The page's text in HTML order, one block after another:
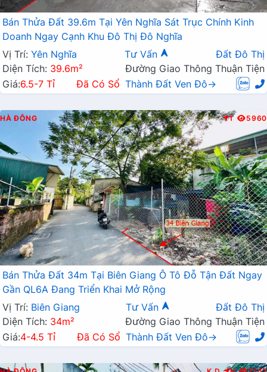
Bán Thửa Đất 39.6m Tại Yên Nghĩa Sát Trục Chính Kinh
Doanh Ngay Cạnh Khu Đô Thị Đô Nghĩa
Vị Trí: Yên Nghĩa Tư Vấn
Đất Đô Thị
Diện Tích: 39.6m²
Đường Giao Thông Thuận Tiện
Giá:6.5-7 Tỉ Đã Có Sổ Thành Đất Ven Đô→
HÀ ĐÔNG T 5960
Bán Thửa Đất 34m Tại Biên Giang Ô Tô Đỗ Tận Đất Ngay
Gần QL6A Đang Triển Khai Mở Rộng
Vị Trí: Biên Giang Tư Vấn
Đất Đô Thị
Diện Tích: 34m²
Đường Giao Thông Thuận Tiện
Giá:4-4.5 Tỉ Đã Có Sổ Thành Đất Ven Đô→